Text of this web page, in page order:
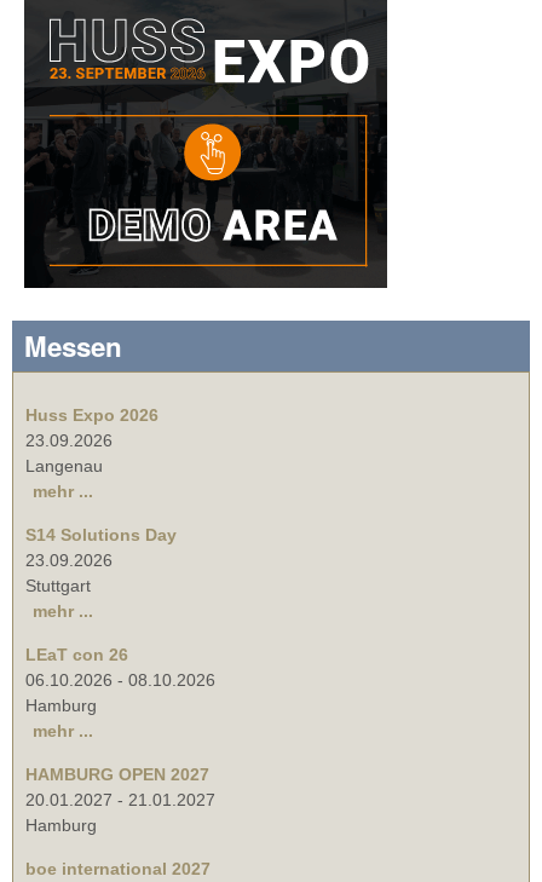
Messen
Huss Expo 2026
23.09.2026
Langenau
mehr ...
S14 Solutions Day
23.09.2026
Stuttgart
mehr ...
LEaT con 26
06.10.2026 - 08.10.2026
Hamburg
mehr ...
HAMBURG OPEN 2027
20.01.2027 - 21.01.2027
Hamburg
boe international 2027